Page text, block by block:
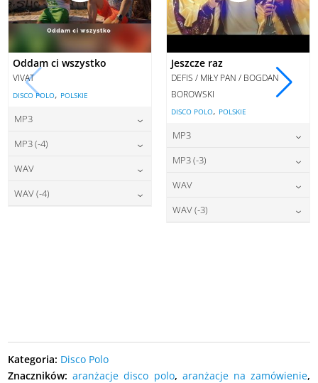
Oddam ci wszystko
VIVAT
DISCO POLO, POLSKIE
MP3
cena:
DODAJ DO KOSZYKA
MP3 (-4)
DODAJ DO KOSZYKA
WAV
cena:
WAV (-4)
Jeszcze raz
DEFIS / MIŁY PAN / BOGDAN
BOROWSKI
DISCO POLO, POLSKIE
MP3
cena:
DODAJ DO KOSZYKA
MP3 (-3)
DODAJ DO KOSZYKA
WAV
cena:
WAV (-3)
Kategoria: Disco Polo
Znaczników:aranżacje disco polo, aranżacje na zamówienie,